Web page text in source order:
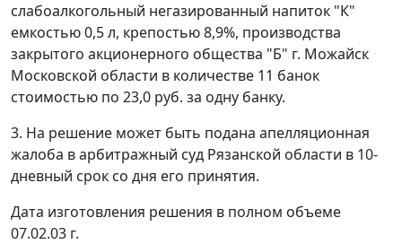
слабоалкогольный негазированный напиток "К"
емкостью 0,5 л, крепостью 8,9%, производства
закрытого акционерного общества "Б" г. Можайск
Московской области в количестве 11 банок
стоимостью по 23,0 руб. за одну банку.
3. На решение может быть подана апелляционная
жалоба в арбитражный суд Рязанской области в 10-
дневный срок со дня его принятия.
Дата изготовления решения в полном объеме
07.02.03 г.